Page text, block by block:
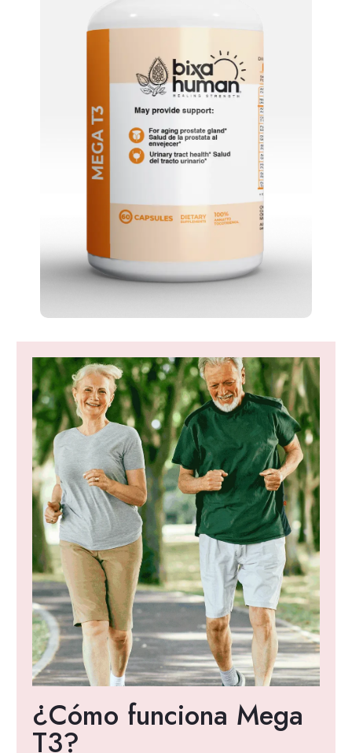
¿Cómo funciona Mega
T3?